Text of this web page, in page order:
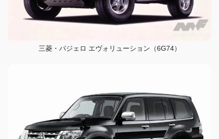
三菱・パジェロ エヴォリューション（6G74）